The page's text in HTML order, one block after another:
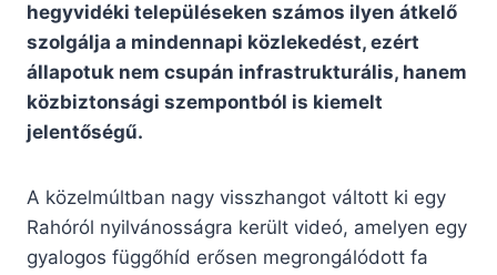
hegyvidéki településeken számos ilyen átkelő
szolgálja a mindennapi közlekedést, ezért
állapotuk nem csupán infrastrukturális, hanem
közbiztonsági szempontból is kiemelt
jelentőségű.
A közelmúltban nagy visszhangot váltott ki egy
Rahóról nyilvánosságra került videó, amelyen egy
gyalogos függőhíd erősen megrongálódott fa